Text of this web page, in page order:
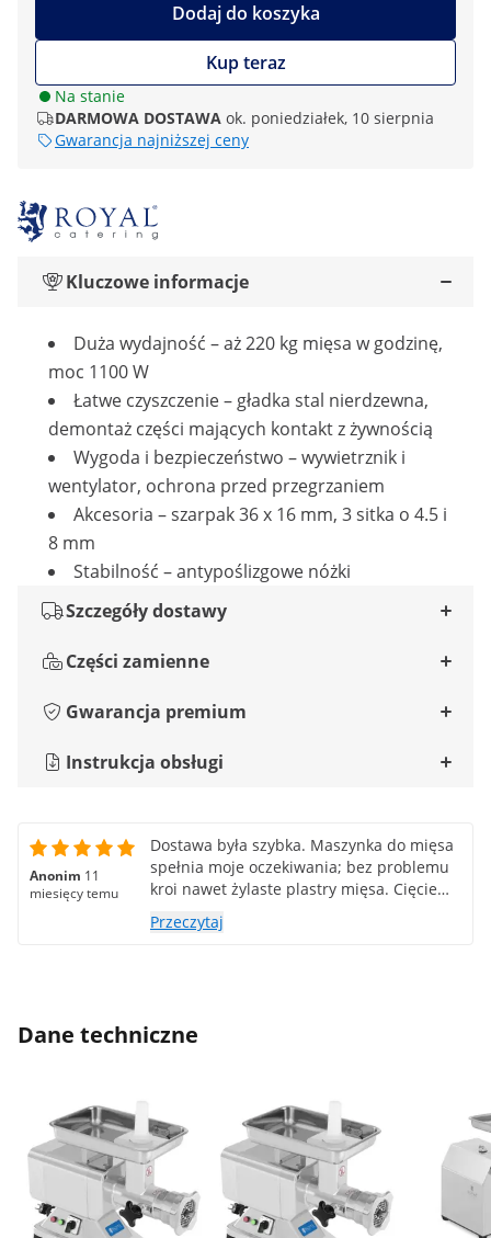
Dodaj do koszyka
Kup teraz
Na stanie
DARMOWA DOSTAWA ok. poniedziałek, 10 sierpnia
Gwarancja najniższej ceny
Kluczowe informacje
Duża wydajność – aż 220 kg mięsa w godzinę,
moc 1100 W
Łatwe czyszczenie – gładka stal nierdzewna,
demontaż części mających kontakt z żywnością
Wygoda i bezpieczeństwo – wywietrznik i
wentylator, ochrona przed przegrzaniem
Akcesoria – szarpak 36 x 16 mm, 3 sitka o 4.5 i
8 mm
Stabilność – antypoślizgowe nóżki
Szczegóły dostawy
Części zamienne
Gwarancja premium
Instrukcja obsługi
Anonim 11
miesięcy temu
Dostawa była szybka. Maszynka do mięsa
spełnia moje oczekiwania; bez problemu
kroi nawet żylaste plastry mięsa. Cięcie
jest równomierne i ostre. Metalowa płytka
ochronna na podajniku mogłaby być nieco
polecam.
Przeczytaj
Dane techniczne